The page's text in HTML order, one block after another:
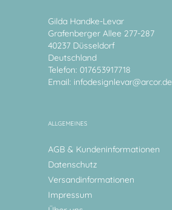
Gilda Handke-Levar
Grafenberger Allee 277-287
40237 Düsseldorf
Deutschland
Telefon: 017653917718
Email: infodesignlevar@arcor.de
ALLGEMEINES
AGB & Kundeninformationen
Datenschutz
Versandinformationen
Impressum